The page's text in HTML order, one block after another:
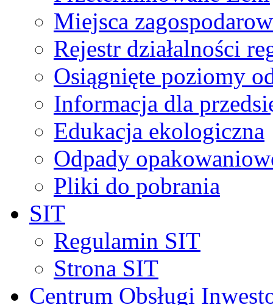
Miejsca
Rejestr działalności
Osiągnięte poziomy
Informacja dla
Edukacja ekologiczna
Odpady
Pliki do pobrania
SIT
Regulamin SIT
Strona SIT
Centrum Obsługi